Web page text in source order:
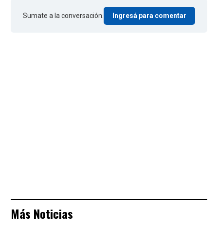
Sumate a la conversación. Ingresá para comentar
Más Noticias